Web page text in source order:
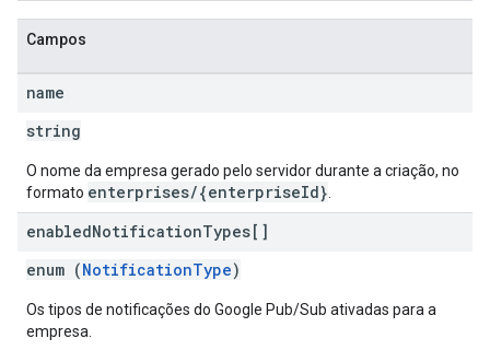
Campos
name
string
O nome da empresa gerado pelo servidor durante a criação, no
formato enterprises/{enterpriseId}
enabledNotificationTypes[]
enum (NotificationType)
Os tipos de notificações do Google Pub/Sub ativadas para a
empresa.